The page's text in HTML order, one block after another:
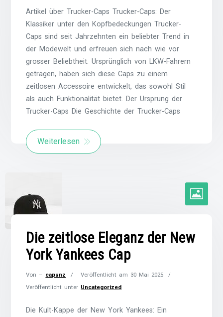
Artikel über Trucker-Caps Trucker-Caps: Der
Klassiker unter den Kopfbedeckungen Trucker-
Caps sind seit Jahrzehnten ein beliebter Trend in
der Modewelt und erfreuen sich nach wie vor
grosser Beliebtheit. Ursprünglich von LKW-Fahrern
getragen, haben sich diese Caps zu einem
zeitlosen Accessoire entwickelt, das sowohl Stil
als auch Funktionalität bietet. Der Ursprung der
Trucker-Caps Die Geschichte der Trucker-Caps
Weiterlesen
Die zeitlose Eleganz der New
York Yankees Cap
Von – capunz Veröffentlicht am 30 Mai 2025
Veröffentlicht unter Uncategorized
Die Kult-Kappe der New York Yankees: Ein